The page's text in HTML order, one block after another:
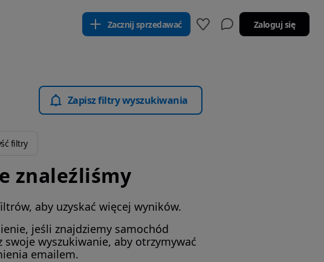
Zacznij sprzedawać Zaloguj się
Zapisz filtry wyszukiwania
filtry
znaleźliśmy
aby uzyskać więcej wyników.
jeśli znajdziemy samochód
swoje wyszukiwanie, aby otrzymywać
emailem.